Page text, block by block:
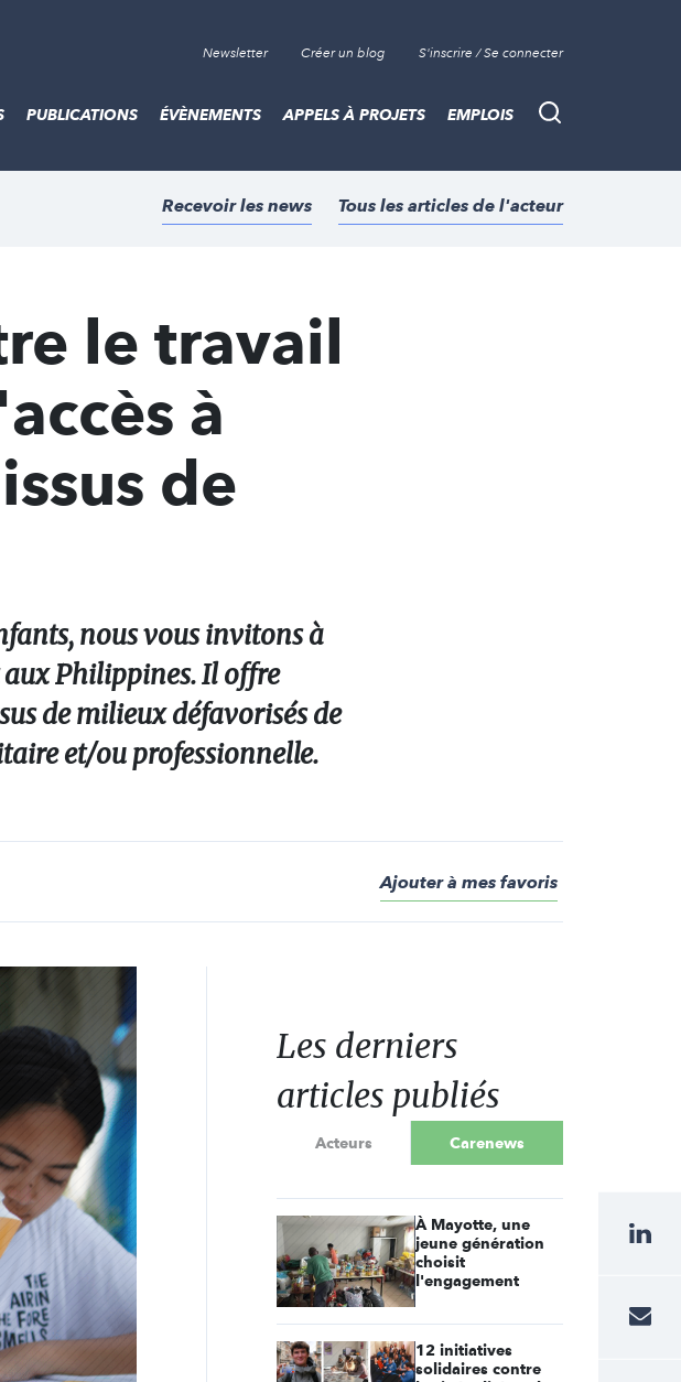
Newsletter Créer un blog S'inscrire / Se connecter
Recherche
PUBLICATIONS ÉVÈNEMENTS APPELS À PROJETS EMPLOIS
Recevoir les news Tous les articles de l'acteur
le travail
à
de
nous vous invitons à
Philippines. Il offre
de milieux défavorisés de
et/ou professionnelle.
Ajouter à mes favoris
Les derniers
articles publiés
Acteurs Carenews
À Mayotte, une
jeune génération
choisit
l'engagement
12 initiatives
solidaires contre